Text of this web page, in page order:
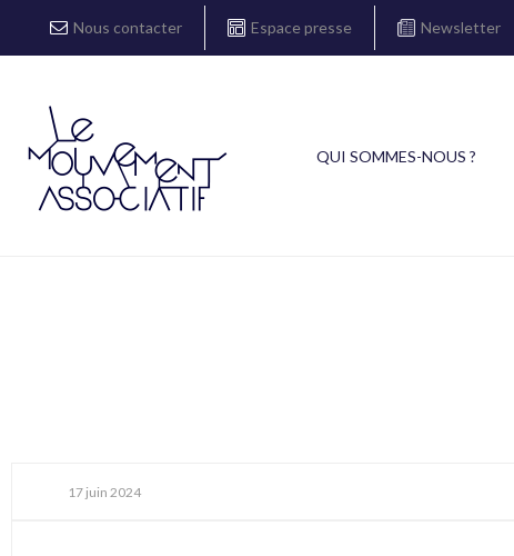
Nous contacter Espace presse Newsletter
QUI SOMMES-NOUS ?
17 juin 2024